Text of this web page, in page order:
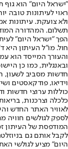
"ישראל היום" הוא
ראוי לעיתונות טובה
ולא צועקת. עיתונות
הפך "ישראל היום"
חול. מו"ל העיתון היא
והעורך המייסד הוא
חדשות מסביב לשעון,
וידיאו, פודקאסטים
כוללות ערוצי חדשות
לאוויר האתר החדש
לספק לגולשים חוויה
המודפסת של העיתון
לקבל אותם גם
היום" מציע לגולשי